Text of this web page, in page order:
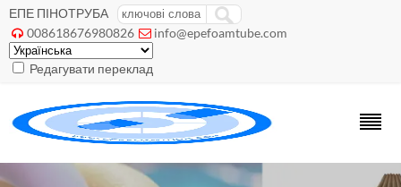
ЕПЕ ПІНОТРУБА
 008618676980826  info@epefoamtube.com
Редагувати переклад